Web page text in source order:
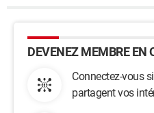
DEVENEZ MEMBRE EN
Connectez-vous
partagent vos